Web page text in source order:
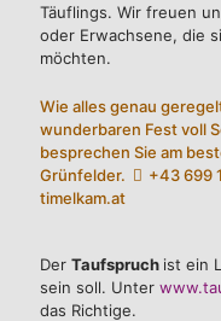
Täuflings. Wir freuen
oder Erwachsene, die
möchten.
Wie alles genau
wunderbaren Fest voll
besprechen Sie am
Grünfelder.
+43 699
timelkam.at
Der Taufspruch ist ein
sein soll. Unter
das Richtige.